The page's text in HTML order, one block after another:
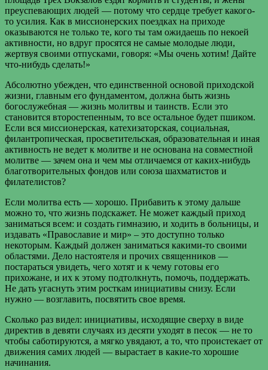
преуспевающих людей — потому что сердце требует какого-
то усилия. Как в миссионерских поездках на приходе
оказываются не только те, кого ты там ожидаешь по некоей
активности, но вдруг просятся не самые молодые люди,
жертвуя своими отпусками, говоря: «Мы очень хотим! Дайте
что-нибудь сделать!»
Абсолютно убежден, что единственной основой приходской
жизни, главным его фундаментом, должна быть жизнь
богослужебная — жизнь молитвы и таинств. Если это
становится второстепенным, то все остальное будет пшиком.
Если вся миссионерская, катехизаторская, социальная,
филантропическая, просветительская, образовательная и иная
активность не ведет к молитве и не основана на совместной
молитве — зачем она и чем мы отличаемся от каких-нибудь
благотворительных фондов или союза шахматистов и
филателистов?
Если молитва есть — хорошо. Прибавить к этому дальше
можно то, что жизнь подскажет. Не может каждый приход
заниматься всем: и создать гимназию, и ходить в больницы, и
издавать «Православие и мир» – это доступно только
некоторым. Каждый должен заниматься какими-то своими
областями. Дело настоятеля и прочих священников —
постараться увидеть, чего хотят и к чему готовы его
прихожане, и их к этому подтолкнуть, помочь, поддержать.
Не дать угаснуть этим росткам инициативы снизу. Если
нужно — возглавить, посвятить свое время.
Сколько раз видел: инициативы, исходящие сверху в виде
директив в девяти случаях из десяти уходят в песок — не то
чтобы саботируются, а мягко увядают, а то, что проистекает от
движения самих людей — вырастает в какие-то хорошие
начинания.